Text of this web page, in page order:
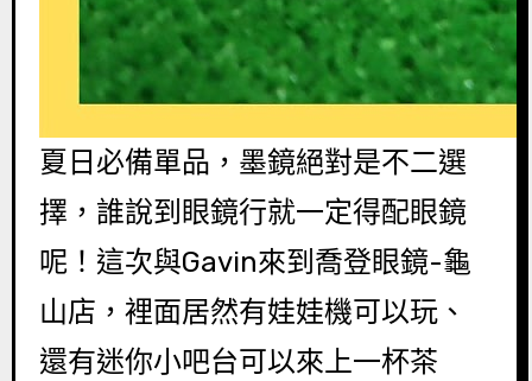
夏日必備單品，墨鏡絕對是不二選
擇，誰說到眼鏡行就一定得配眼鏡
呢！這次與Gavin來到喬登眼鏡-龜
山店，裡面居然有娃娃機可以玩、
還有迷你小吧台可以來上一杯茶